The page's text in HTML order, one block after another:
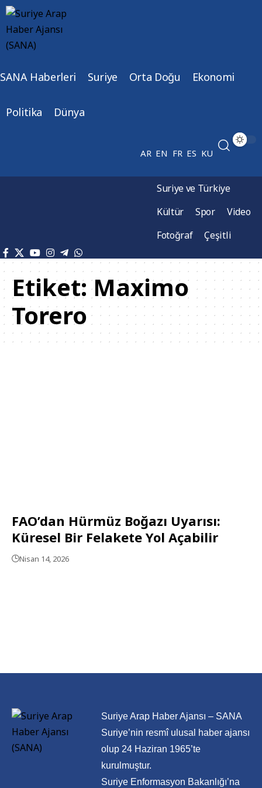
SANA Haberleri Suriye Orta Doğu Ekonomi
Politika Dünya
AR EN FR ES KU
Suriye ve Türkiye
Kültür
Spor
Video
Fotoğraf
Çeşitli
Etiket:Maximo
Torero
FAO’dan Hürmüz Boğazı Uyarısı:
Küresel Bir Felakete Yol Açabilir
Nisan 14, 2026
Suriye Arap Haber Ajansı – SANA
Suriye’nin resmî ulusal haber ajansı
olup 24 Haziran 1965’te
kurulmuştur.
Suriye Enformasyon Bakanlığı’na